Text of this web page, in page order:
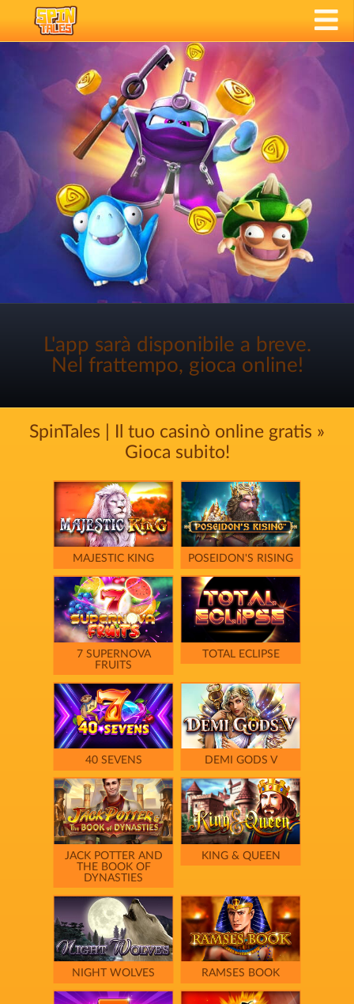
L'app sarà disponibile a breve.
Nel frattempo, gioca online!
SpinTales | Il tuo casinò online gratis »
Gioca subito!
MAJESTIC KING POSEIDON'S RISING
7 SUPERNOVA
FRUITS
TOTAL ECLIPSE
40 SEVENS DEMI GODS V
JACK POTTER AND
THE BOOK OF
DYNASTIES
KING & QUEEN
NIGHT WOLVES RAMSES BOOK